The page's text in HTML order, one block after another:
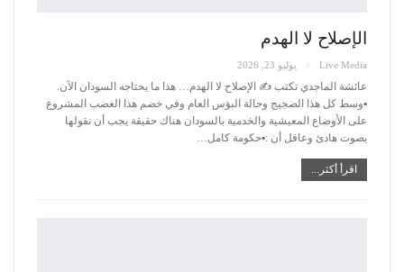
الإصلاح لا الهدم
Live Media يوليو 23, 2026
عائشة الماجدي تكتب ✍️ الإصلاح لا الهدم… هذا ما يحتاجه السودان الآن.
▪️وسط كل هذا الضجيج وحالة البؤس العام وفي خضم هذا الغضب المشروع
على الأوضاع المعيشية والخدمية بالسودان هناك حقيقة يجب أن نقولها
بصوت هادئ وعاقل أن :▪️حكومة كامل…
اقرأ أكثر...